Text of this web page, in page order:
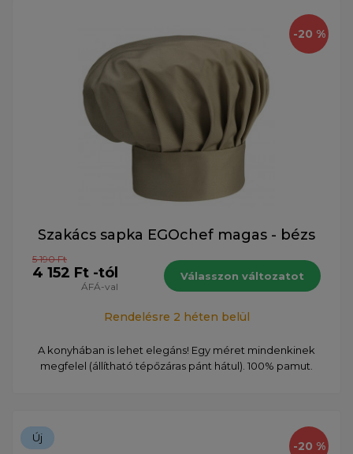
-20 %
Szakács sapka EGOchef magas - bézs
5 190 Ft
4 152 Ft -tól
ÁFÁ-val
Válasszon változatot
Rendelésre 2 héten belül
A konyhában is lehet elegáns! Egy méret mindenkinek
megfelel (állítható tépőzáras pánt hátul). 100% pamut.
-20 %
Új